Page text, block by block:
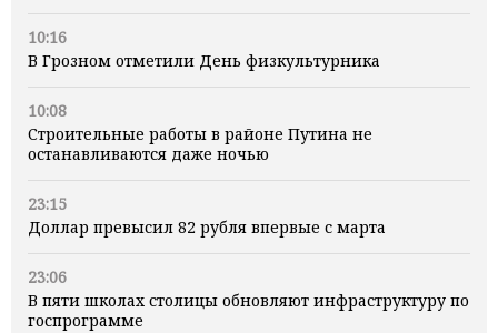
10:16
В Грозном отметили День физкультурника
10:08
Строительные работы в районе Путина не
останавливаются даже ночью
23:15
Доллар превысил 82 рубля впервые с марта
23:06
В пяти школах столицы обновляют инфраструктуру по
госпрограмме